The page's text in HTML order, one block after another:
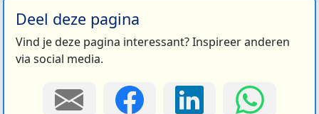
Deel deze pagina
Vind je deze pagina interessant? Inspireer anderen
via social media.